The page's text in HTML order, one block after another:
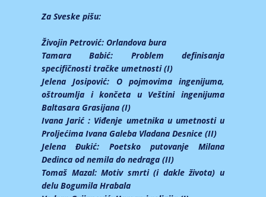
Za Sveske pišu:
Živojin Petrović: Orlandova bura
Tamara Babić: Problem definisanja
specifičnosti tračke umetnosti (I)
Jelena Josipović: O pojmovima ingenijuma,
oštroumlja i končeta u Veštini ingenijuma
Baltasara Grasijana (I)
Ivana Jarić : Viđenje umetnika u umetnosti u
Proljećima Ivana Galeba Vladana Desnice (II)
Jelena Đukić: Poetsko putovanje Milana
Dedinca od nemila do nedraga (II)
Tomaš Mazal:Motiv smrti (i dakle života) u
delu Bogumila Hrabala